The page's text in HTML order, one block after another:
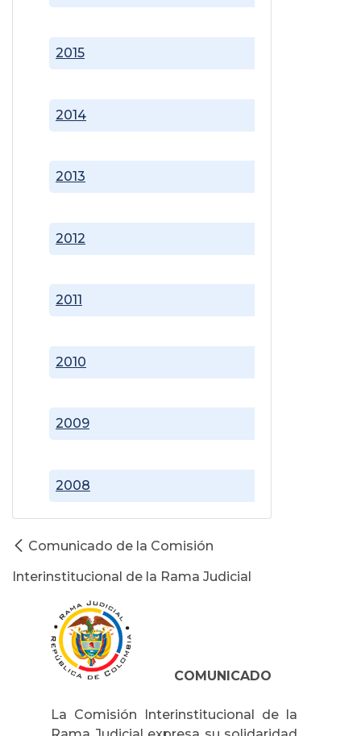
2008
2009
2010
2011
2012
2013
2014
2015
Comunicado de la Comisión
Interinstitucional de la Rama Judicial
COMUNICADO
La Comisión Interinstitucional de la